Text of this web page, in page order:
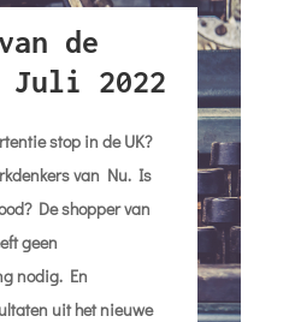
de
Juli 2022
stop in de UK?
van Nu. Is
De shopper van
geen
nodig. En
uit het nieuwe